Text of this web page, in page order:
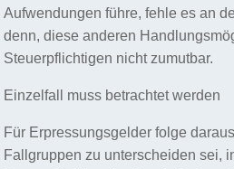
Aufwendungen führe, fehle es an
denn, diese anderen
Steuerpflichtigen nicht zumutbar.
Einzelfall muss betrachtet werden
Für Erpressungsgelder folge
Fallgruppen zu unterscheiden sei,